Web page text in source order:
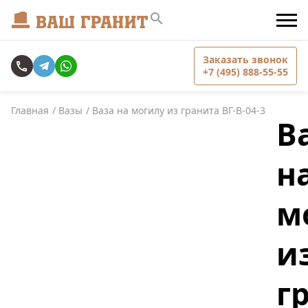
Заказать звонок
+7 (495) 888-55-55
Главная Вазы Ваза на могилу из гранита ВГ-В-04-3